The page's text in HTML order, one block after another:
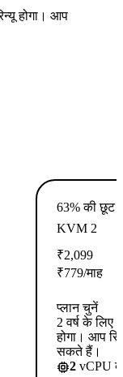
होगा। आप
63% की छूट
KVM 2
₹2,099
₹779/माह
प्लान चुनें
2 वर्ष के लिए
होगा। आप
सकते हैं।
2 vCPU